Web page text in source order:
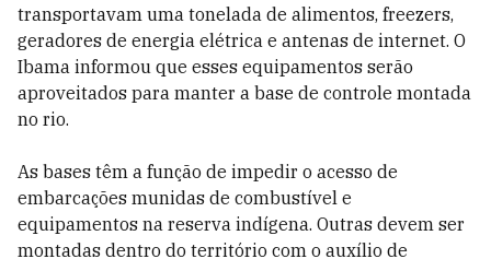
transportavam uma tonelada de alimentos, freezers,
geradores de energia elétrica e antenas de internet. O
Ibama informou que esses equipamentos serão
aproveitados para manter a base de controle montada
no rio.
As bases têm a função de impedir o acesso de
embarcações munidas de combustível e
equipamentos na reserva indígena. Outras devem ser
montadas dentro do território com o auxílio de